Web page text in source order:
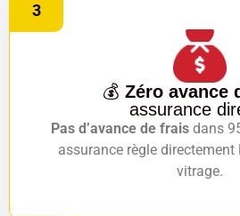
3
💰 Zéro avance
assurance
Pas d’avance de fraisdans
assurance règle
vitrage.